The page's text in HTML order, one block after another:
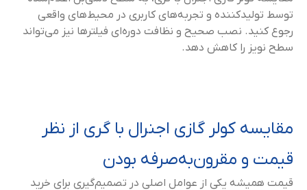
توسط تولیدکننده و تجربه‌های کاربری در محیط‌های واقعی
رجوع کنید. نصب صحیح و نظافت دوره‌ای فیلترها نیز می‌تواند
سطح نویز را کاهش دهد.
مقایسه کولر گازی اجنرال با گری از نظر
قیمت و مقرون‌به‌صرفه بودن
قیمت همیشه یکی از عوامل اصلی در تصمیم‌گیری برای خرید